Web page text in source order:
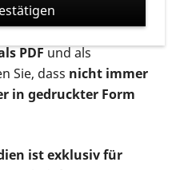
zur
gedruckte Variante
PDFund als
Sie, dass nicht immer
in gedruckter Form
ist exklusiv für